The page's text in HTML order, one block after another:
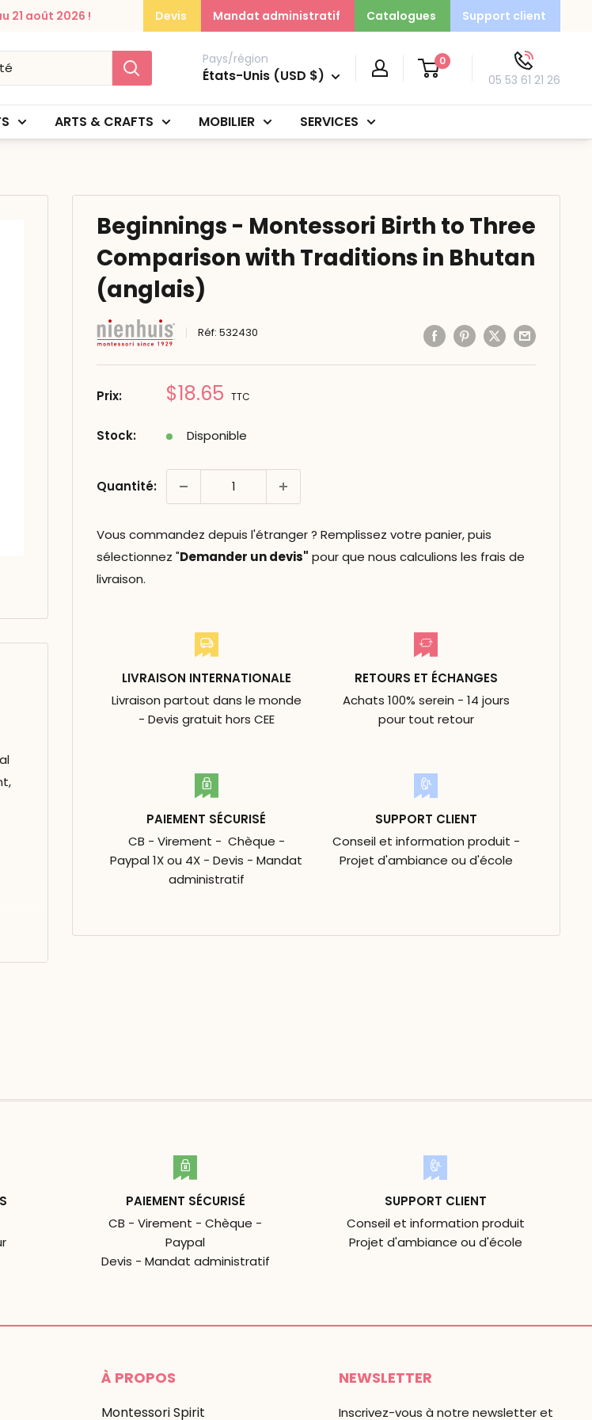
21 août 2026 ! Devis Mandat administratif Catalogues Support client
Pays/région
États-Unis (USD $)
0
05 53 61 21 26
ARTS & CRAFTS MOBILIER SERVICES
Beginnings - Montessori Birth to Three
Comparison with Traditions in Bhutan
(anglais)
Réf:532430
Prix: Prix
$18.65 TTC
Stock: Disponible
Quantité:
Vous commandez depuis l'étranger ? Remplissez votre panier, puis
sélectionnez "Demander un devis" pour que nous calculions les frais de
livraison.
LIVRAISON INTERNATIONALE
Livraison partout dans le monde
- Devis gratuit hors CEE
RETOURS ET ÉCHANGES
Achats 100% serein - 14 jours
pour tout retour
PAIEMENT SÉCURISÉ
CB - Virement - Chèque -
Paypal 1X ou 4X - Devis - Mandat
administratif
SUPPORT CLIENT
Conseil et information produit -
Projet d'ambiance ou d'école
PAIEMENT SÉCURISÉ
CB - Virement - Chèque -
Paypal
Devis - Mandat administratif
SUPPORT CLIENT
Conseil et information produit
Projet d'ambiance ou d'école
À PROPOS
Montessori Spirit
NEWSLETTER
Inscrivez-vous à notre newsletter et